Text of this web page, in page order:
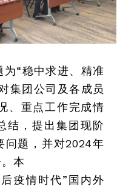
为“稳中求进、精准
集团公司及各成员
、重点工作完成情
结，提出集团现阶
问题，并对2024年
本
疫情时代”国内外